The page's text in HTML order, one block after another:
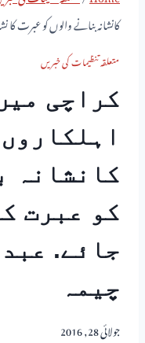
کانشانہ بنانے والوں کو عبرت
متعلقہ تنظیمات کی خبریں
کراچی
کانشانہ
کو عبرت
جائے.
چیمہ
جولائی 28, 2016